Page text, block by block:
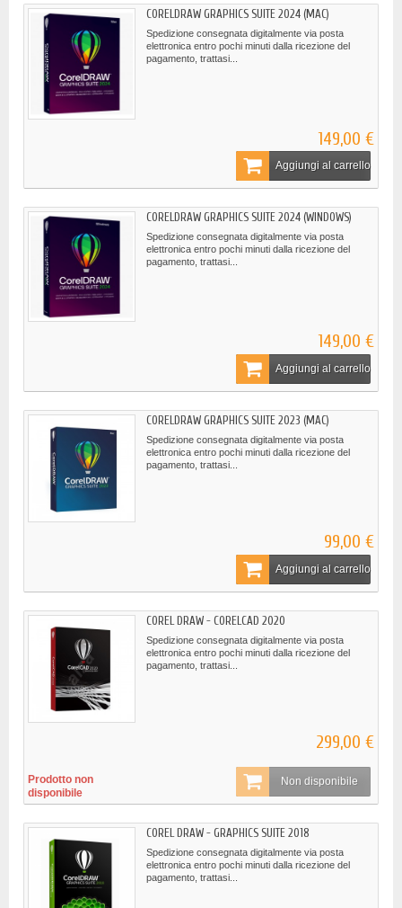
CORELDRAW GRAPHICS SUITE 2024 (MAC)
Spedizione consegnata digitalmente via posta
elettronica entro pochi minuti dalla ricezione del
pagamento, trattasi...
149,00 €
Aggiungi al carrello
CORELDRAW GRAPHICS SUITE 2024 (WINDOWS)
Spedizione consegnata digitalmente via posta
elettronica entro pochi minuti dalla ricezione del
pagamento, trattasi...
149,00 €
Aggiungi al carrello
CORELDRAW GRAPHICS SUITE 2023 (MAC)
Spedizione consegnata digitalmente via posta
elettronica entro pochi minuti dalla ricezione del
pagamento, trattasi...
99,00 €
Aggiungi al carrello
COREL DRAW - CORELCAD 2020
Spedizione consegnata digitalmente via posta
elettronica entro pochi minuti dalla ricezione del
pagamento, trattasi...
299,00 €
Prodotto non
disponibile
Non disponibile
COREL DRAW - GRAPHICS SUITE 2018
Spedizione consegnata digitalmente via posta
elettronica entro pochi minuti dalla ricezione del
pagamento, trattasi...